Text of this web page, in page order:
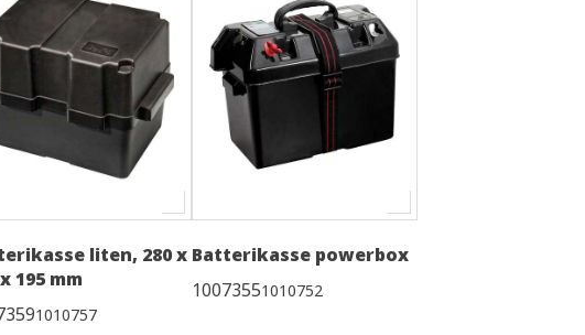
liten, 280 x
195 mm
1010757
Batterikasse powerbox
10073551010752